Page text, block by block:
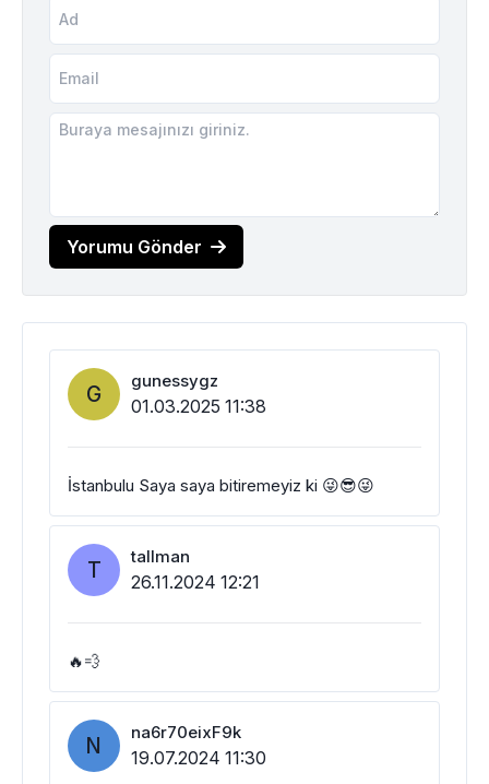
Yorumu Gönder
G gunessygz
01.03.2025 11:38
İstanbulu Saya saya bitiremeyiz ki 😜😎😜
T tallman
26.11.2024 12:21
🔥💨
N na6r70eixF9k
19.07.2024 11:30